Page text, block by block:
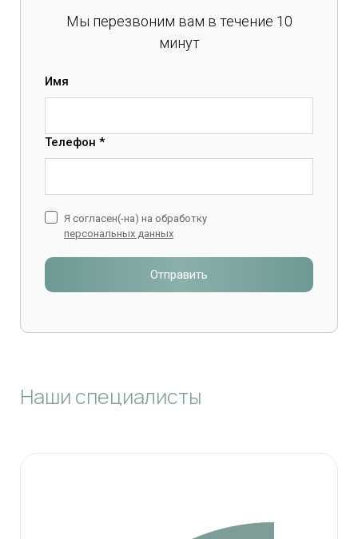
Мы перезвоним вам в течение 10
минут
Имя
Телефон *
Отправить
Я согласен(-на) на обработку
персональных данных
Наши специалисты